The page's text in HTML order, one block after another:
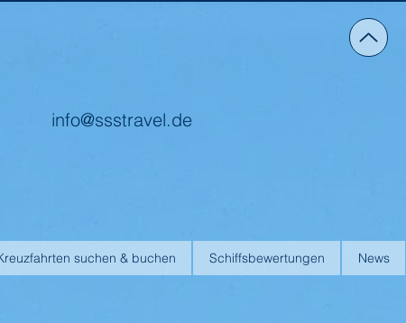
info@ssstravel.de
suchen & buchen Schiffsbewertungen News